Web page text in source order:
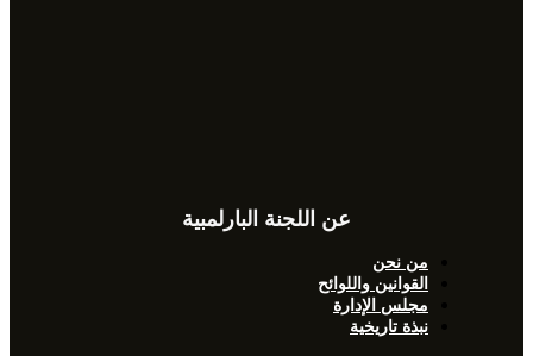
عن اللجنة البارلمبية
من نحن
القوانين واللوائح
مجلس الإدارة
نبذة تاريخية